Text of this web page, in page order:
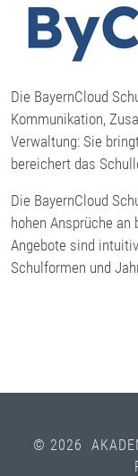
Die BayernCloud
Kommunikation,
Verwaltung: Sie
bereichert das
Die BayernCloud
hohen Ansprüche an
Angebote sind
Schulformen und
© 2026